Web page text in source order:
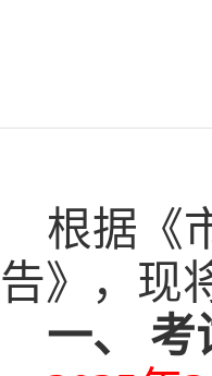
根据 《
告》，现
一、 考